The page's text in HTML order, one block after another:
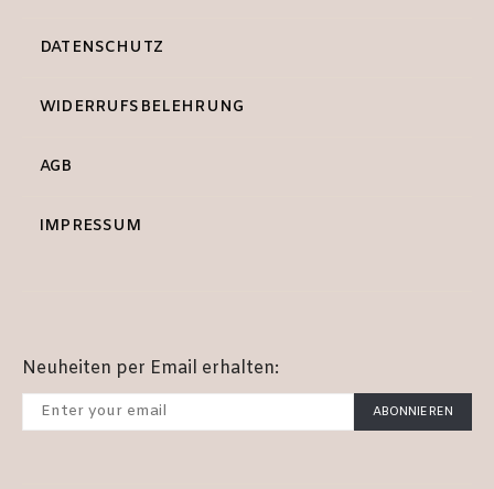
DATENSCHUTZ
WIDERRUFSBELEHRUNG
AGB
IMPRESSUM
Neuheiten per Email erhalten:
ABONNIEREN